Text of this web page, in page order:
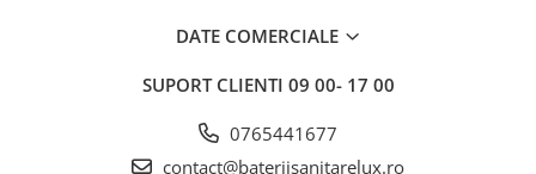
DATE COMERCIALE
SUPORT CLIENTI 09 00- 17 00
0765441677
contact@bateriisanitarelux.ro